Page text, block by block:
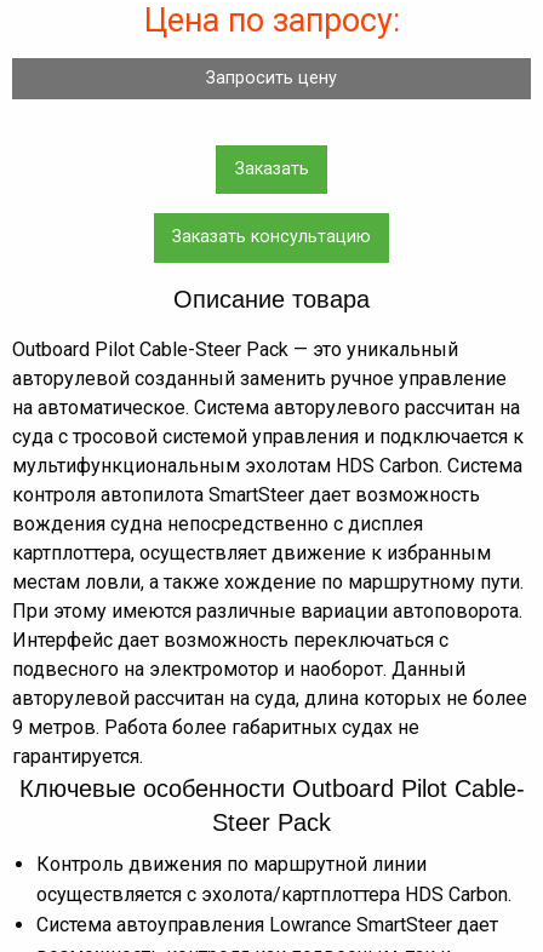
Цена по запросу:
Запросить цену
Заказать
Заказать консультацию
Описание товара
Outboard Pilot Cable-Steer Pack — это уникальный
авторулевой созданный заменить ручное управление
на автоматическое. Система авторулевого рассчитан на
суда с тросовой системой управления и подключается к
мультифункциональным эхолотам HDS Carbon. Система
контроля автопилота SmartSteer дает возможность
вождения судна непосредственно с дисплея
картплоттера, осуществляет движение к избранным
местам ловли, а также хождение по маршрутному пути.
При этому имеются различные вариации автоповорота.
Интерфейс дает возможность переключаться с
подвесного на электромотор и наоборот. Данный
авторулевой рассчитан на суда, длина которых не более
9 метров. Работа более габаритных судах не
гарантируется.
Ключевые особенности Outboard Pilot Cable-
Steer Pack
Контроль движения по маршрутной линии
осуществляется с эхолота/картплоттера HDS Carbon.
Система автоуправления Lowrance SmartSteer дает